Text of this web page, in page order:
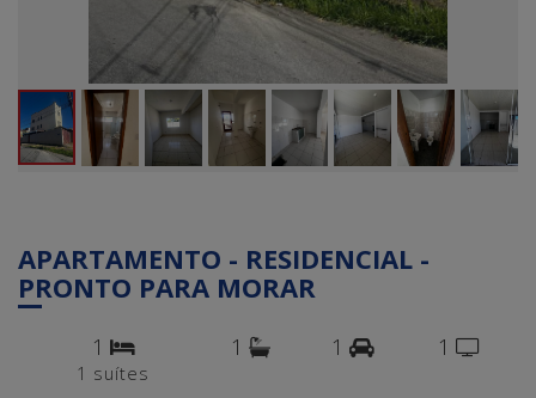
APARTAMENTO - RESIDENCIAL -
PRONTO PARA MORAR
1
1 suítes
1 1 1